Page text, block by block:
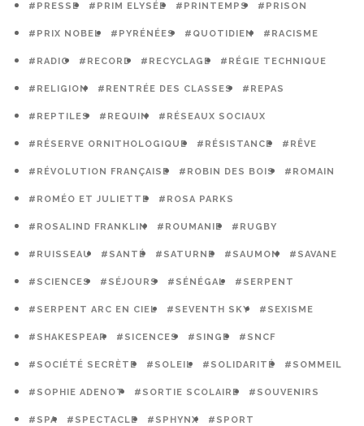
#PRESSE #PRIM ELYSÉE #PRINTEMPS #PRISON
#PRIX NOBEL #PYRÉNÉES #QUOTIDIEN #RACISME
#RADIO #RECORD #RECYCLAGE #RÉGIE TECHNIQUE
#RELIGION #RENTRÉE DES CLASSES #REPAS
#REPTILES #REQUIN #RÉSEAUX SOCIAUX
#RÉSERVE ORNITHOLOGIQUE #RÉSISTANCE #RÊVE
#RÉVOLUTION FRANÇAISE #ROBIN DES BOIS #ROMAIN
#ROMÉO ET JULIETTE #ROSA PARKS
#ROSALIND FRANKLIN #ROUMANIE #RUGBY
#RUISSEAU #SANTÉ #SATURNE #SAUMON #SAVANE
#SCIENCES #SÉJOURS #SÉNÉGAL #SERPENT
#SERPENT ARC EN CIEL #SEVENTH SKY #SEXISME
#SHAKESPEAR #SICENCES #SINGE #SNCF
#SOCIÉTÉ SECRÈTE #SOLEIL #SOLIDARITÉ #SOMMEIL
#SOPHIE ADENOT #SORTIE SCOLAIRE #SOUVENIRS
#SPA #SPECTACLE #SPHYNX #SPORT